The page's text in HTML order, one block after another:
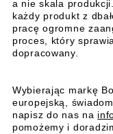
a nie skala
każdy produkt z
pracę ogromne
proces, który
dopracowany.
Wybierając markę
europejską,
napisz do nas na
pomożemy i